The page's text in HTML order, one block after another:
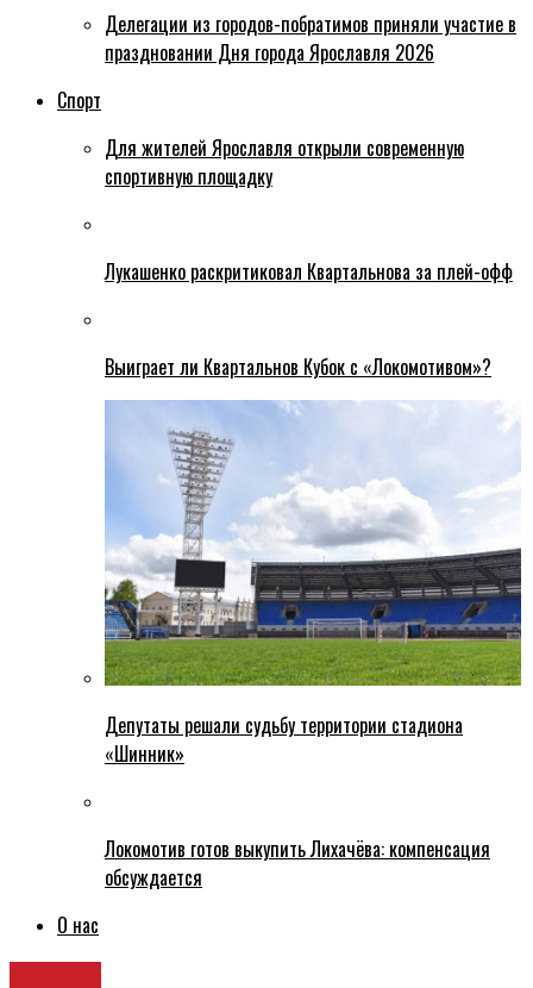
Делегации из городов-побратимов приняли участие в
праздновании Дня города Ярославля 2026
Спорт
Для жителей Ярославля открыли современную
спортивную площадку
Лукашенко раскритиковал Квартальнова за плей-офф
Выиграет ли Квартальнов Кубок с «Локомотивом»?
Депутаты решали судьбу территории стадиона
«Шинник»
Локомотив готов выкупить Лихачёва: компенсация
обсуждается
О нас